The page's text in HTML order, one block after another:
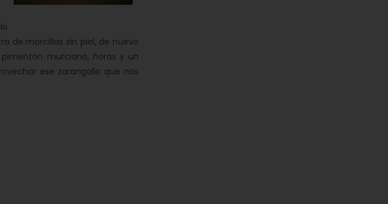
de morcillas sin piel, de nuevo
murciano, ñoras y un
ese zarangollo que nos